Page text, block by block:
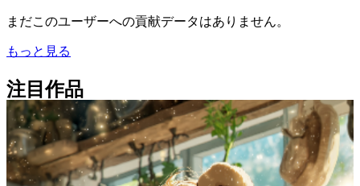
まだこのユーザーへの貢献データはありません。
もっと見る
注目作品